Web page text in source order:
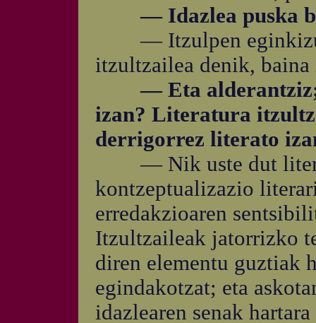
— Idazlea puska
— Itzulpen
itzultzailea denik,
— Eta alderantziz;
izan? Literatura
derrigorrez literato
— Nik uste dut
kontzeptualizazio
erredakzioaren
Itzultzaileak jatorrizko
diren elementu guztiak
egindakotzat; eta
idazlearen senak